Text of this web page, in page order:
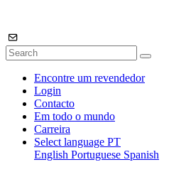
Encontre um revendedor
Login
Contacto
Em todo o mundo
Carreira
Select language PT
English Portuguese Spanish